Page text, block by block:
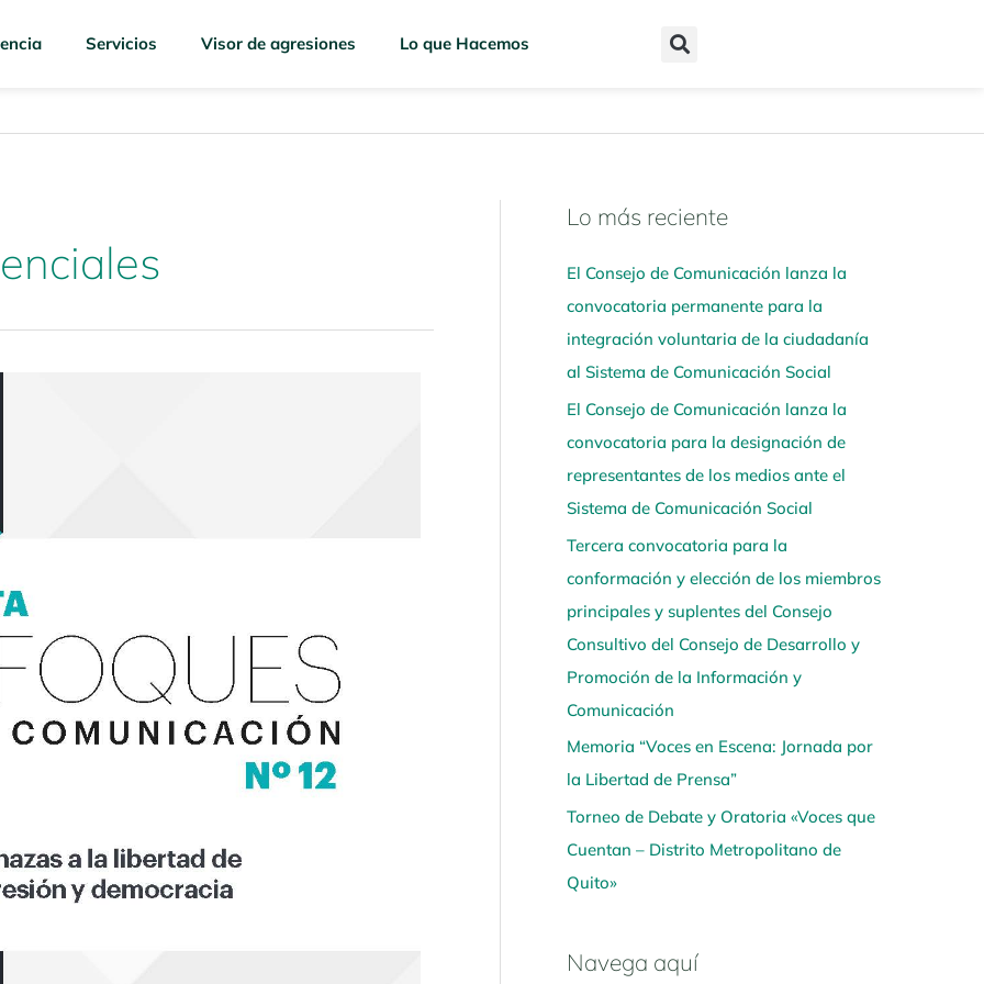
Servicios Visor de agresiones Lo que Hacemos
Lo más reciente
El Consejo de Comunicación lanza la
convocatoria permanente para la
integración voluntaria de la ciudadanía
al Sistema de Comunicación Social
El Consejo de Comunicación lanza la
convocatoria para la designación de
representantes de los medios ante el
Sistema de Comunicación Social
Tercera convocatoria para la
conformación y elección de los miembros
principales y suplentes del Consejo
Consultivo del Consejo de Desarrollo y
Promoción de la Información y
Comunicación
Memoria “Voces en Escena: Jornada por
la Libertad de Prensa”
Torneo de Debate y Oratoria «Voces que
Cuentan – Distrito Metropolitano de
Quito»
Navega aquí
N
v
e
g
a
a
q
u
í